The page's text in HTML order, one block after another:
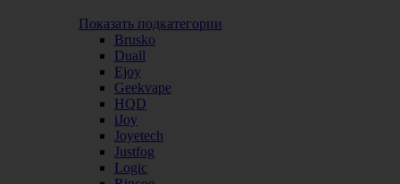
Показать подкатегории
Brusko
Duall
Ejoy
Geekvape
HQD
iJoy
Joyetech
Justfog
Logic